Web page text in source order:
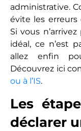
administrative.
évite les
Si vous
idéal, ce n’est
allez enfin
Découvrez ici
ou à l’IS.
Les
déclarer